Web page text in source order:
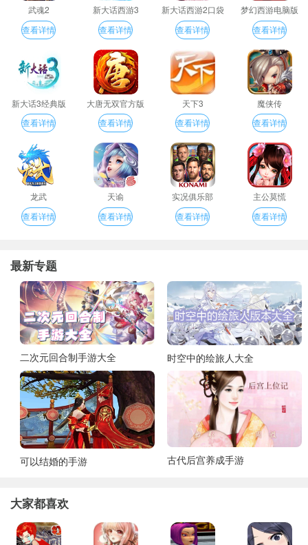
武魂2
查看详情
新大话西游3
查看详情
新大话西游2口袋
版
查看详情
梦幻西游电脑版
查看详情
新大话3经典版
查看详情
大唐无双官方版
查看详情
天下3
查看详情
魔侠传
查看详情
龙武
查看详情
天谕
查看详情
实况俱乐部
查看详情
主公莫慌
查看详情
最新专题
二次元回合制手游大全 时空中的绘旅人大全
可以结婚的手游 古代后宫养成手游
大家都喜欢